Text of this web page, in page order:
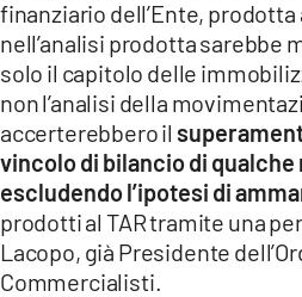
finanziario dell’Ente,
nell’analisi prodotta sarebbe
solo il capitolo delle
non l’analisi della
accerterebbero il
vincolo di bilancio di qualche
escludendo l’ipotesi di
prodotti al TAR tramite una
Lacopo, già Presidente
Commercialisti.